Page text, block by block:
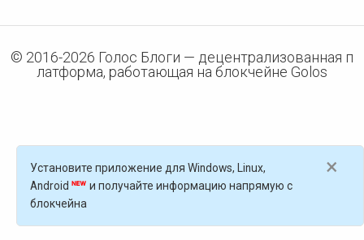
© 2016-2026 Голос Блоги — децентрализованная п
латформа, работающая на блокчейне Golos
×
Установите приложение для Windows, Linux,
Android
и получайте информацию напрямую с
блокчейна